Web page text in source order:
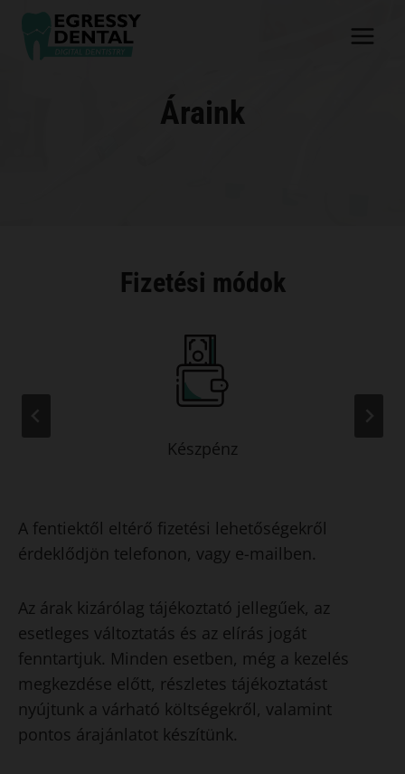
Skip
content
Áraink
Fizetési módok
Készpénz
A fentiektől eltérő fizetési lehetőségekről
érdeklődjön telefonon, vagy e-mailben.
Az árak kizárólag tájékoztató jellegűek, az
esetleges változtatás és az elírás jogát
fenntartjuk. Minden esetben, még a kezelés
megkezdése előtt, részletes tájékoztatást
nyújtunk a várható költségekről, valamint
pontos árajánlatot készítünk.